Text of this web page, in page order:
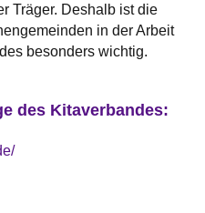
Träger. Deshalb ist die
in der Arbeit
besonders wichtig.
des Kitaverbandes: